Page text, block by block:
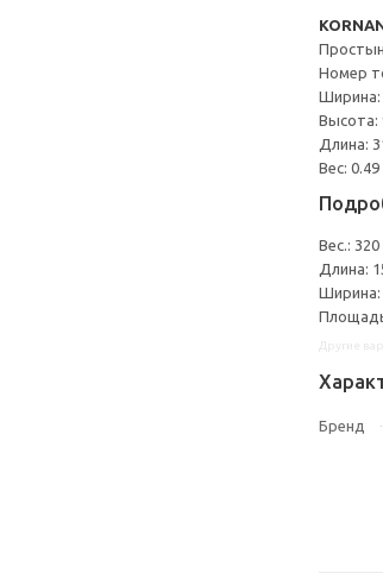
Номер
Ширина:
Высота:
Длина:
Вес: 0.49
Вес.:
Длина:
Ширина:
Бренд